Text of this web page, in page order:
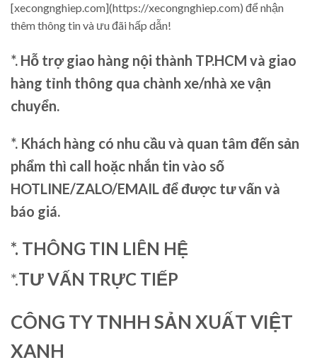
[xecongnghiep.com](https://xecongnghiep.com) để nhận
thêm thông tin và ưu đãi hấp dẫn!
*. Hỗ trợ giao hàng nội thành TP.HCM và giao
hàng tỉnh thông qua chành xe/nhà xe vận
chuyển.
*. Khách hàng có nhu cầu và quan tâm đến sản
phẩm thì call hoặc nhắn tin vào số
HOTLINE/ZALO/EMAIL để được tư vấn và
báo giá.
*. THÔNG TIN LIÊN HỆ
*.TƯ VẤN TRỰC TIẾP
CÔNG TY TNHH SẢN XUẤT VIỆT
XANH